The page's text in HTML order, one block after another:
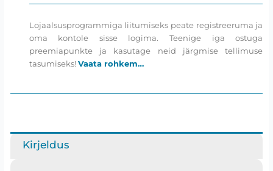
Lojaalsusprogrammiga liitumiseks peate registreeruma ja
oma kontole sisse logima. Teenige iga ostuga
preemiapunkte ja kasutage neid järgmise tellimuse
tasumiseks!Vaata rohkem…
Kirjeldus